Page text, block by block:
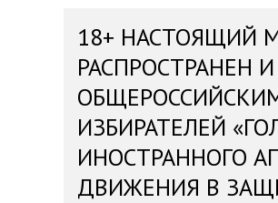
18+ НАСТОЯЩИЙ
РАСПРОСТРАНЕН
ИЗБИРАТЕЛЕЙ
ИНОСТРАННОГО
ДВИЖЕНИЯ В